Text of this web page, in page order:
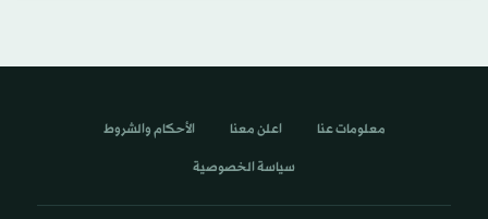
معلومات عنا اعلن معنا الأحكام والشروط
سياسة الخصوصية